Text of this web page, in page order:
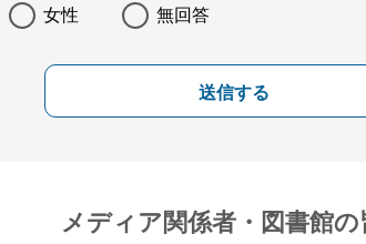
女性 無回答
送信する
メディア関係者・図書館の